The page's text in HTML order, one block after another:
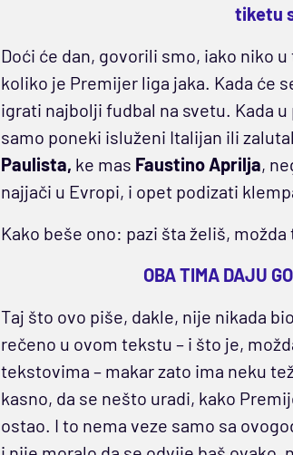
tiketu
Doći će dan, govorili smo, iako niko
koliko je Premijer liga jaka. Kada će
igrati najbolji fudbal na svetu. Kada
samo poneki isluženi Italijan ili
Paulista, ke mas Faustino Aprilja,
najjači u Evropi, i opet podizati
Kako beše ono: pazi šta želiš,
OBA TIMA DAJU
Taj što ovo piše, dakle, nije nikada
rečeno u ovom tekstu – i što je,
tekstovima – makar zato ima neku
kasno, da se nešto uradi, kako
ostao. I to nema veze samo sa